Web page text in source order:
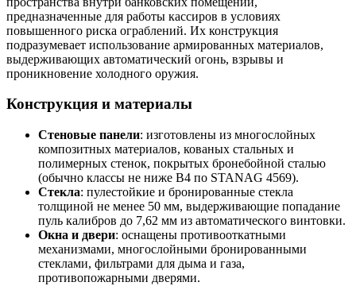
предназначенные для работы кассиров в условиях
повышенного риска ограблений. Их конструкция
подразумевает использование армированных материалов,
выдерживающих автоматический огонь, взрывы и
проникновение холодного оружия.
Конструкция и материалы
Стеновые панели: изготовлены из многослойных
композитных материалов, кованых стальных и
полимерных стенок, покрытых бронебойной сталью
(обычно классы не ниже B4 по STANAG 4569).
Стекла: пулестойкие и бронированные стекла
толщиной не менее 50 мм, выдерживающие попадание
пуль калибров до 7,62 мм из автоматического винтовки.
Окна и двери: оснащены противооткатными
механизмами, многослойными бронированными
стеклами, фильтрами для дыма и газа,
противопожарными дверями.